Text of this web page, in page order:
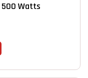
500 Watts